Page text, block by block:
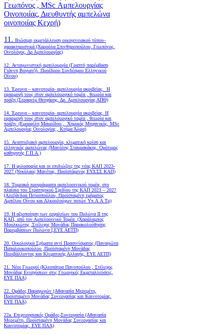
Γεωπόνος , MSc Αμπελουργίας
Οινοποιίας, Διευθυντής αμπελώνα
οινοποιίας Κεχρή)
11. Βιώσιμη εκμετάλλευση οικογενειακού τύπου–
χαρακτηριστικά (Χαρούλα Σπινθηροπούλου, Γεωπόνος,
Οινολόγος, Δρ Αμπελουργίας)
12. Ανταγωνιστική αμπελουργία (Γραπτή παρέμβαση
Γιάννη Βογιατζή, Προέδρου Συνδέσμου Ελληνικού
Οίνου)
13. Έρευνα – καινοτομία- αμπελουργία ακριβείας. Η
εφαρμογή τους στον αμπελουργικό τομέα , θεωρία και
πράξη.(Σεραφείμ Θεοχάρης, Δρ. Αμπελουργίας ΑΠΘ)
14. Έρευνα – καινοτομία- αμπελουργία ακριβείας. Η
εφαρμογή τους στον αμπελουργικό τομέα , θεωρία και
πράξη. (Εμορφίλη Μαυρίδου , Χημικός Μηχανικός, MSc
Αμπελουργίας Οινολογίας , Κτήμα Άλφα)
15. Αναπτυξιακή αμπελουργία, κλιματική κρίση και
ελληνικός αμπελώνας (Μανόλης Σταυρακάκης, Ομότιμος
καθηγητής Γ.Π.Α.)
17. Η φιλοσοφία και οι επιδιώξεις της νέας ΚΑΠ 2023-
2027 (Νικόλαος Μανέτας, Προϊστάμενος ΕΥΔ ΣΣ ΚΑΠ)
18. Tομεακά προγράμματα αμπελοοινικού τομέα, στο
πλαίσιο του Στρατηγικού Σχεδίου της ΚΑΠ 2023 – 2027
(Αλεξάνδρα Πετροπούλου, Προϊσταμένη τμήματος
Αμπέλου Οίνου και Αλκοολούχων ποτών Υπ.Α.Α.Τρ)
19. Η αξιοποίηση των εργαλείων του Πυλώνα ΙΙ της
ΚΑΠ, από τον Αμπελοοινικό Τομέα. (Χαράλαμπος
Μουλκιώτης ,Στέλεχος Μονάδας Παρακολούθησης
Παρεμβάσεων Πυλώνα Ι,ΕΥΕ ΑΕΤΠ)
20. Οικολογικά Σχήματα αντί Πρασινίσματος (Παναγιώτα
Παπαλουκοπούλου ,Προϊσταμένη Μονάδας
Περιβάλλοντος και Κλιματικής Αλλαγής, ΕΥΕ ΑΕΤΠ)
21. Νέοι Γεωργοί (Κλεοπάτρα Πανοπούλου , Στέλεχος
Μονάδας Ενισχύσεων στις Γεωργικές Εκμεταλλεύσεις,
ΕΥΕ ΠΑΑ)
22. Ομάδες Παραγωγών (Αθανασία Μερεμέτη,
Προϊσταμένη Μονάδας Συνεργασίας και Καινοτομίας,
ΕΥΕ ΠΑΑ)
22a. Επιχειρησιακές Ομάδες-Συνεργασία (Αθανασία
Μερεμέτη, Προϊσταμένη Μονάδας Συνεργασίας και
Καινοτομίας, ΕΥΕ ΠΑΑ)